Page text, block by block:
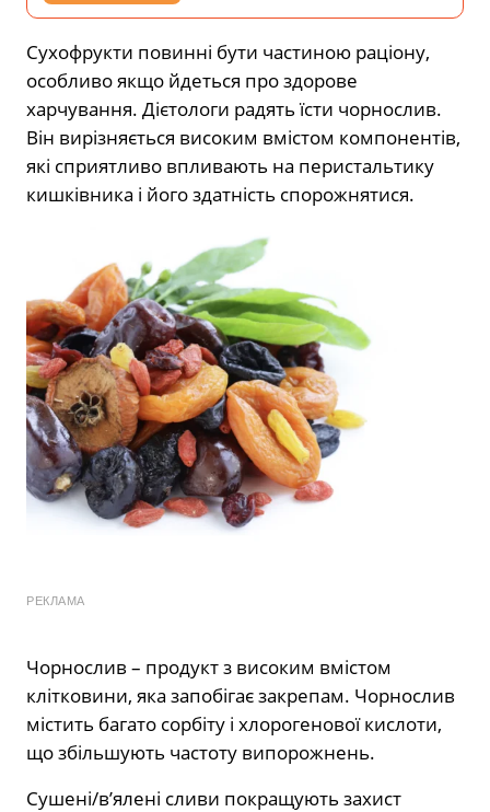
Сухофрукти повинні бути частиною раціону,
особливо якщо йдеться про здорове
харчування. Дієтологи радять їсти чорнослив.
Він вирізняється високим вмістом компонентів,
які сприятливо впливають на перистальтику
кишківника і його здатність спорожнятися.
РЕКЛАМА
Чорнослив – продукт з високим вмістом
клітковини, яка запобігає закрепам. Чорнослив
містить багато сорбіту і хлорогенової кислоти,
що збільшують частоту випорожнень.
Сушені/в’ялені сливи покращують захист